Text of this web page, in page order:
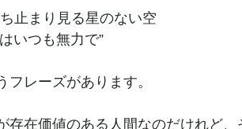
止まり見る星のない空
いつも無力で”
フレーズがあります。
存在価値のある人間なのだけれど、